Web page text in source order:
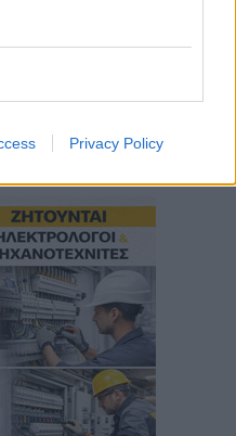
Privacy Policy